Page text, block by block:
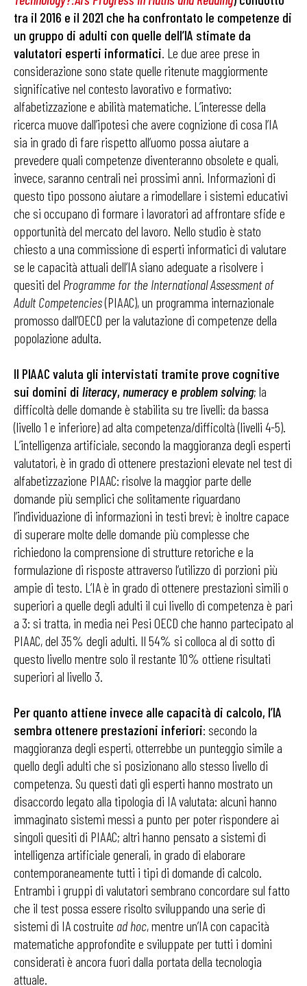
tra il 2016 e il 2021 che ha confrontato le competenze di
un gruppo di adulti con quelle dell’IA stimate da
valutatori esperti informatici. Le due aree prese in
considerazione sono state quelle ritenute maggiormente
significative nel contesto lavorativo e formativo:
alfabetizzazione e abilità matematiche. L’interesse della
ricerca muove dall’ipotesi che avere cognizione di cosa l’IA
sia in grado di fare rispetto all’uomo possa aiutare a
prevedere quali competenze diventeranno obsolete e quali,
invece, saranno centrali nei prossimi anni. Informazioni di
questo tipo possono aiutare a rimodellare i sistemi educativi
che si occupano di formare i lavoratori ad affrontare sfide e
opportunità del mercato del lavoro. Nello studio è stato
chiesto a una commissione di esperti informatici di valutare
se le capacità attuali dell’IA siano adeguate a risolvere i
quesiti del Programme for the International Assessment of
Adult Competencies(PIAAC), un programma internazionale
promosso dall’OECD per la valutazione di competenze della
popolazione adulta.
Il PIAAC valuta gli intervistati tramite prove cognitive
sui domini di literacy, numeracy e problem solving; la
difficoltà delle domande è stabilita su tre livelli: da bassa
(livello 1 e inferiore) ad alta competenza/difficoltà (livelli 4-5).
L’intelligenza artificiale, secondo la maggioranza degli esperti
valutatori, è in grado di ottenere prestazioni elevate nel test di
alfabetizzazione PIAAC: risolve la maggior parte delle
domande più semplici che solitamente riguardano
l’individuazione di informazioni in testi brevi; è inoltre capace
di superare molte delle domande più complesse che
richiedono la comprensione di strutture retoriche e la
formulazione di risposte attraverso l’utilizzo di porzioni più
ampie di testo. L’IA è in grado di ottenere prestazioni simili o
superiori a quelle degli adulti il cui livello di competenza è pari
a 3: si tratta, in media nei Pesi OECD che hanno partecipato al
PIAAC, del 35% degli adulti. Il 54% si colloca al di sotto di
questo livello mentre solo il restante 10% ottiene risultati
superiori al livello 3.
Per quanto attiene invece alle capacità di calcolo, l’IA
sembra ottenere prestazioni inferiori: secondo la
maggioranza degli esperti, otterrebbe un punteggio simile a
quello degli adulti che si posizionano allo stesso livello di
competenza. Su questi dati gli esperti hanno mostrato un
disaccordo legato alla tipologia di IA valutata: alcuni hanno
immaginato sistemi messi a punto per poter rispondere ai
singoli quesiti di PIAAC; altri hanno pensato a sistemi di
intelligenza artificiale generali, in grado di elaborare
contemporaneamente tutti i tipi di domande di calcolo.
Entrambi i gruppi di valutatori sembrano concordare sul fatto
che il test possa essere risolto sviluppando una serie di
sistemi di IA costruite ad hoc, mentre un’IA con capacità
matematiche approfondite e sviluppate per tutti i domini
considerati è ancora fuori dalla portata della tecnologia
attuale.